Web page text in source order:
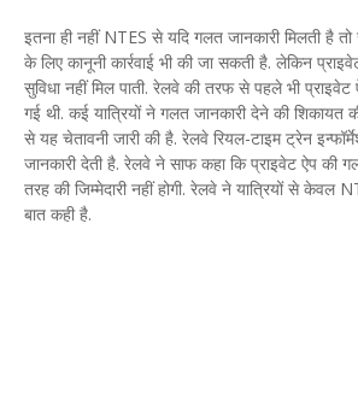
इतना ही नहीं NTES से यद‍ि गलत जानकारी म‍िलती
के लिए कानूनी कार्रवाई भी की जा सकती है. लेकिन
सुव‍िधा नहीं म‍िल पाती. रेलवे की तरफ से पहले भी
गई थी. कई यात्रियों ने गलत जानकारी देने की शिकायत
से यह चेतावनी जारी की है. रेलवे रियल-टाइम ट्रेन
जानकारी देती है. रेलवे ने साफ कहा कि प्राइवेट ऐप की
तरह की ज‍िम्‍मेदारी नहीं होगी. रेलवे ने यात्रियों से
बात कही है.